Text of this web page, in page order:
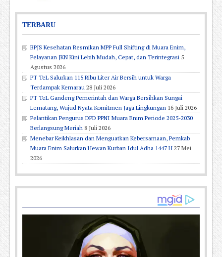
TERBARU
BPJS Kesehatan Resmikan MPP Full Shifting di Muara Enim,
Pelayanan JKN Kini Lebih Mudah, Cepat, dan Terintegrasi 5
Agustus 2026
PT TeL Salurkan 115 Ribu Liter Air Bersih untuk Warga
Terdampak Kemarau 28 Juli 2026
PT TeL Gandeng Pemerintah dan Warga Bersihkan Sungai
Lematang, Wujud Nyata Komitmen Jaga Lingkungan 16 Juli 2026
Pelantikan Pengurus DPD PPNI Muara Enim Periode 2025-2030
Berlangsung Meriah 8 Juli 2026
Menebar Keikhlasan dan Menguatkan Kebersamaan, Pemkab
Muara Enim Salurkan Hewan Kurban Idul Adha 1447 H 27 Mei
2026